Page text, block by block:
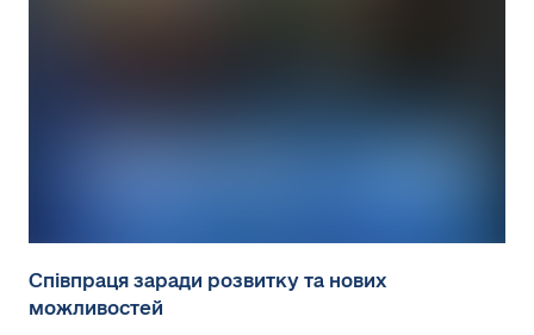
Співпраця заради розвитку та нових
можливостей